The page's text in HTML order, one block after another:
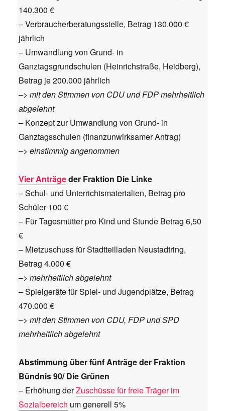
140.300 €
– Verbraucherberatungsstelle, Betrag 130.000 €
jährlich
– Umwandlung von Grund- in
Ganztagsgrundschulen (Heinrichstraße, Heidberg),
Betrag je 200.000 jährlich
–> mit den Stimmen von CDU und FDP mehrheitlich
abgelehnt
– Konzept zur Umwandlung von Grund- in
Ganztagsschulen (finanzunwirksamer Antrag)
–> einstimmig angenommen
Vier Anträgeder Fraktion Die Linke
– Schul- und Unterrichtsmaterialien, Betrag pro
Schüler 100 €
– Für Tagesmütter pro Kind und Stunde Betrag 6,50
€
– Mietzuschuss für Stadtteilladen Neustadtring,
Betrag 4.000 €
–> mehrheitlich abgelehnt
– Spielgeräte für Spiel- und Jugendplätze, Betrag
470.000 €
–> mit den Stimmen von CDU, FDP und SPD
mehrheitlich abgelehnt
Abstimmung über fünf Anträge der Fraktion
Bündnis 90/ Die Grünen
– Erhöhung derZuschüsse für freie Träger im
Sozialbereich um generell 5%